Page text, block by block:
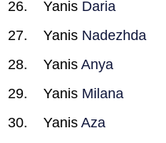
Yanis Daria
Yanis Nadezhda
Yanis Anya
Yanis Milana
Yanis Aza